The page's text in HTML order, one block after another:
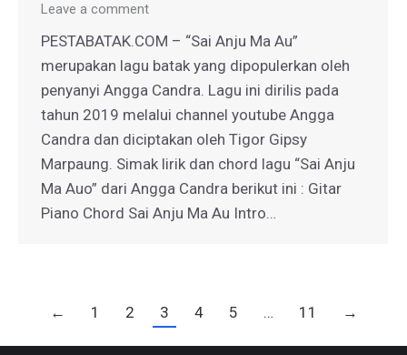
Leave a comment
PESTABATAK.COM – “Sai Anju Ma Au”
merupakan lagu batak yang dipopulerkan oleh
penyanyi Angga Candra. Lagu ini dirilis pada
tahun 2019 melalui channel youtube Angga
Candra dan diciptakan oleh Tigor Gipsy
Marpaung. Simak lirik dan chord lagu “Sai Anju
Ma Auo” dari Angga Candra berikut ini : Gitar
Piano Chord Sai Anju Ma Au Intro…
← 1 2 3 4 5 … 11 →